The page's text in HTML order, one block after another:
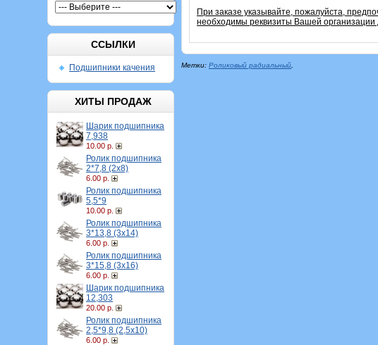
ССЫЛКИ
Подшипники качения
ХИТЫ ПРОДАЖ
Шарик подшипника
7,938
10.00 р.
Ролик подшипника
2*7,8 (2х8)
6.00 р.
Ролик подшипника
5,5*9
10.00 р.
Ролик подшипника
3*13,8 (3х14)
6.00 р.
Ролик подшипника
3*15,8 (3х16)
6.00 р.
Шарик подшипника
12,303
20.00 р.
Ролик подшипника
2,5*9,8 (2,5х10)
6.00 р.
При заказе указывайте, пожалуйста,
необходимы реквизиты Вашей
Метки: Роликовый радиальный